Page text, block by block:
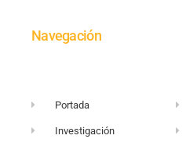
Navegación
Portada
Investigación